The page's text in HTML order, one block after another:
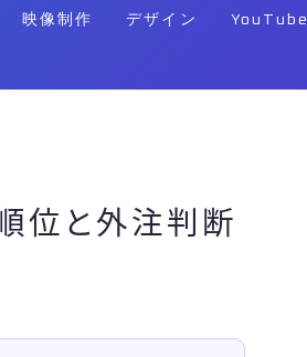
映像制作 デザイン YouTube
位と外注判断